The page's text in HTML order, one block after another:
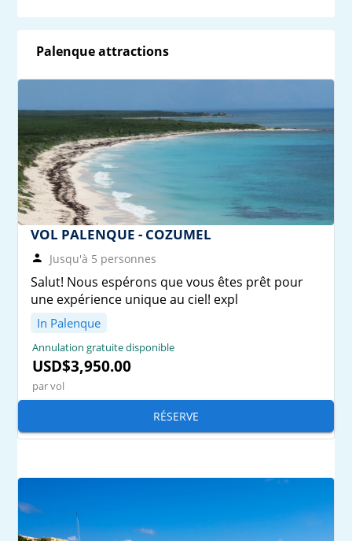
Palenque attractions
VOL PALENQUE - COZUMEL
Jusqu'à 5 personnes
Salut! Nous espérons que vous êtes prêt pour
une expérience unique au ciel! expl
In Palenque
Annulation gratuite disponible
USD$3,950.00
par vol
RÉSERVE